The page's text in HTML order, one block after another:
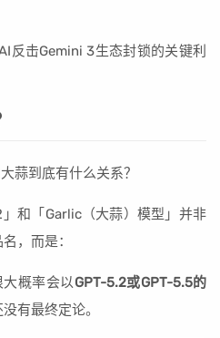
反击Gemini 3生态封锁的关键利
蒜到底有什么关系？
和「Garlic（大蒜）模型」并非
，而是：
大概率会以GPT-5.2或GPT-5.5的
有最终定论。